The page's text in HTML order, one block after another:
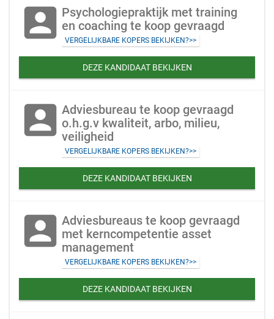
account_box Psychologiepraktijk met training
en coaching te koop gevraagd
VERGELIJKBARE KOPERS BEKIJKEN?>>
DEZE KANDIDAAT BEKIJKEN
account_box Adviesbureau te koop gevraagd
o.h.g.v kwaliteit, arbo, milieu,
veiligheid
VERGELIJKBARE KOPERS BEKIJKEN?>>
DEZE KANDIDAAT BEKIJKEN
account_box Adviesbureaus te koop gevraagd
met kerncompetentie asset
management
VERGELIJKBARE KOPERS BEKIJKEN?>>
DEZE KANDIDAAT BEKIJKEN